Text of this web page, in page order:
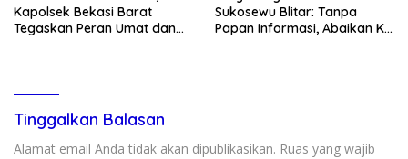
Kapolsek Bekasi Barat
Tegaskan Peran Umat dan
Sukosewu Blitar: Tanpa
Papan Informasi, Abaikan K3,
Tinggalkan Balasan
Alamat email Anda tidak akan dipublikasikan. Ruas yang wajib